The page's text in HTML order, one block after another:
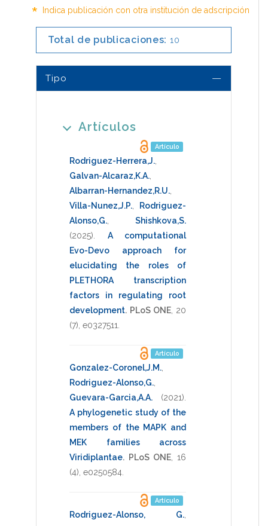
* Indica publicación con otra institución de adscripción
Total de publicaciones: 10
Tipo
Artículos
Artículo
Rodriguez-Herrera,J.
Galvan-Alcaraz,K.A.
Albarran-Hernandez,R.U.
Villa-Nunez,J.P.
Rodriguez-
Alonso,G.
Shishkova,S.
(2025)
A computational
Evo-Devo approach for
elucidating the roles of
PLETHORA transcription
factors in regulating root
development. PLoS ONE 20
(7), e0327511
Artículo
Gonzalez-Coronel,J.M.
Rodriguez-Alonso,G.
Guevara-Garcia,A.A.
(2021)
A phylogenetic study of the
members of the MAPK and
MEK families across
Viridiplantae. PLoS ONE
16
(4), e0250584
Artículo
Rodriguez-Alonso, G.